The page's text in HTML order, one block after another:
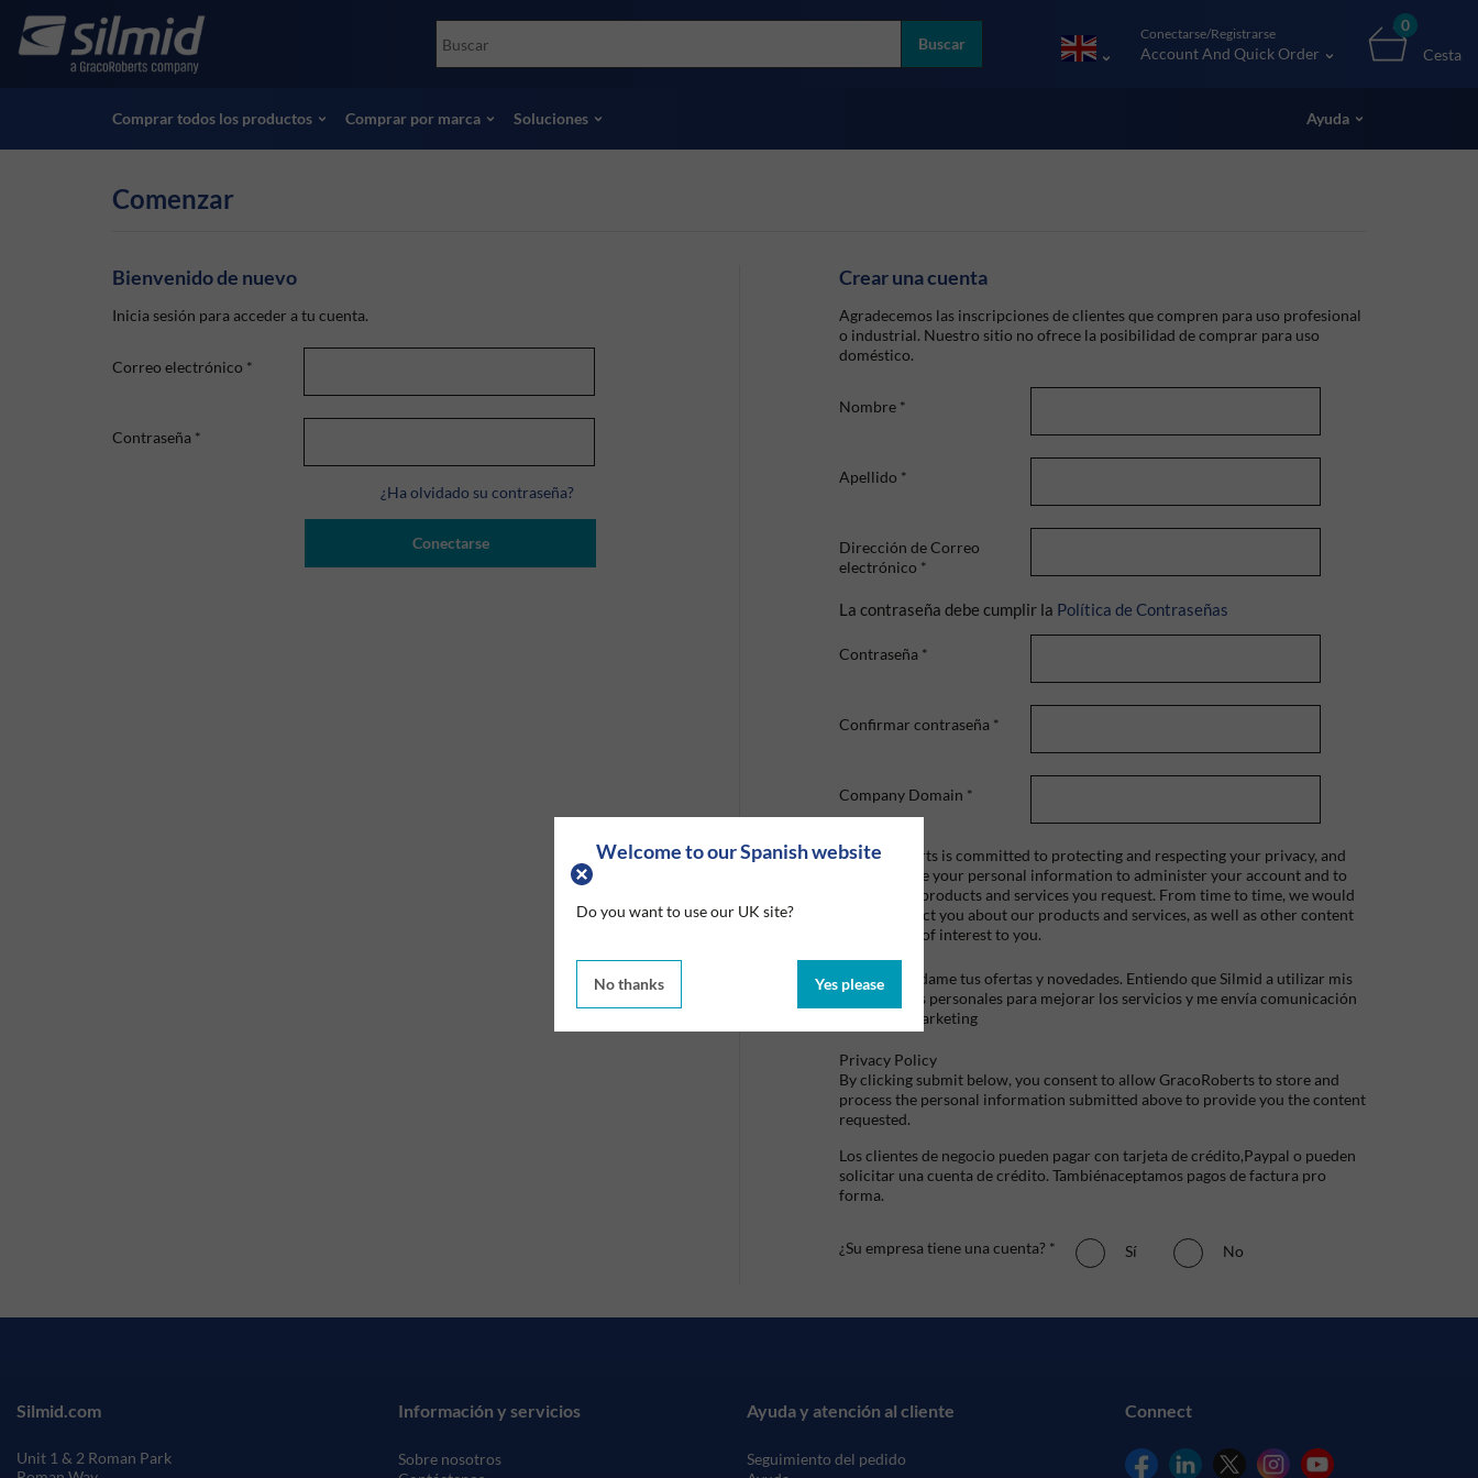
Welcome to our Spanish website
Do you want to use our UK site?
No thanks Yes please
main
Accessories
Ensayos no destructivos (NDT)
Ver todos los productos
Socomore
Buscar
Conectarse/Registrarse
Account And Quick Order
0
Cesta
Comprar todos los productos Comprar por marca Soluciones Ayuda
Comenzar
Bienvenido de nuevo
Inicia sesión para acceder a tu cuenta.
Correo electrónico *
Contraseña *
¿Ha olvidado su contraseña?
Conectarse
Crear una cuenta
Agradecemos las inscripciones de clientes que compren para uso profesional
o industrial. Nuestro sitio no ofrece la posibilidad de comprar para uso
doméstico.
Nombre *
Apellido *
Dirección de Correo
electrónico *
La contraseña debe cumplir la Política de Contraseñas
Contraseña *
Confirmar contraseña *
Company Domain *
Graco Roberts is committed to protecting and respecting your privacy, and
we'll only use your personal information to administer your account and to
provide the products and services you request. From time to time, we would
like to contact you about our products and services, as well as other content
that may be of interest to you.
Mandame tus ofertas y novedades. Entiendo que Silmid a utilizar mis
datos personales para mejorar los servicios y me envía comunicación
de marketing
Privacy Policy
By clicking submit below, you consent to allow GracoRoberts to store and
process the personal information submitted above to provide you the content
requested.
Los clientes de negocio pueden pagar con tarjeta de crédito,Paypal o pueden
solicitar una cuenta de crédito. Tambiénaceptamos pagos de factura pro
forma.
¿Su empresa tiene una cuenta? * Sí No
Información y servicios
Sobre nosotros
Ayuda y atención al cliente
Seguimiento del pedido
Connect
Silmid.com
Unit 1 & 2 Roman Park